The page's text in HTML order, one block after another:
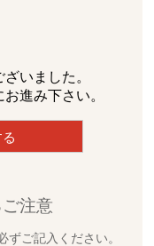
いました。
進み下さい。
注意
ずご記入ください。